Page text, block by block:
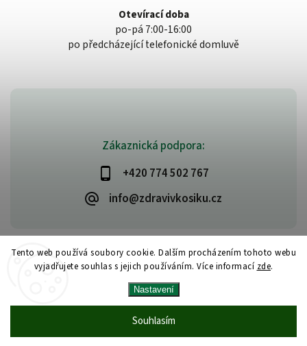
Tento web používá soubory cookie. Dalším procházením tohoto webu
vyjadřujete souhlas s jejich používáním. Více informací zde.
Nastavení
Souhlasím
Zákaznická podpora:
+420 774 502 767
info@zdravivkosiku.cz
Otevírací doba
po-pá 7:00-16:00
po předcházející telefonické domluvě
www.zdravivkosiku.cz
Upravit nastavení cookies
VytvořilShoptet | Design